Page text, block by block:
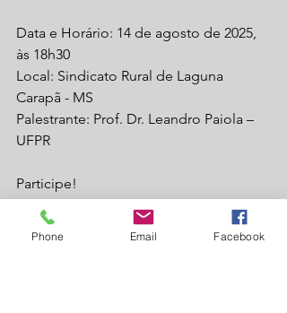
Data e Horário: 14 de agosto de 2025,
às 18h30
Local: Sindicato Rural de Laguna
Carapã - MS
Palestrante: Prof. Dr. Leandro Paiola –
UFPR
Participe!
Sua presença é muito importante para
fortalecer nosso setor e aprimorar as
Phone Email Facebook